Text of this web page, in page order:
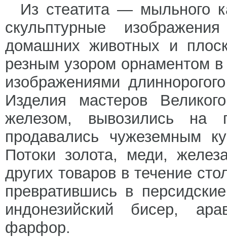
Из стеатита — мыльного
скульптурные
домашних животных и
резным узором орнаментом
изображениями
Изделия мастеров
железом, вывозились на
продавались чужеземным
Потоки золота, меди,
других товаров в течение
превратившись в
индонезийский бисер,
фарфор.